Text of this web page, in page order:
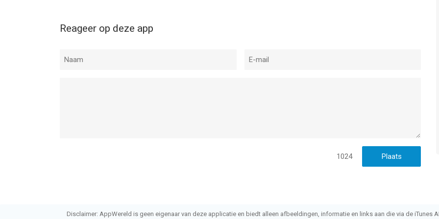
Reageer op deze app
1024
Disclaimer: AppWereld is geen eigenaar van deze applicatie en biedt alleen afbeeldingen, informatie en links aan die via de iTunes